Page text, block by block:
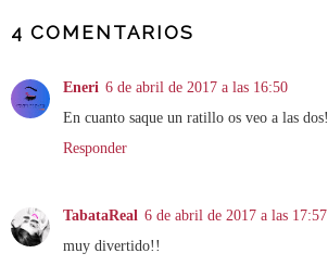
4 COMENTARIOS
Eneri 6 de abril de 2017 a las 16:50
En cuanto saque un ratillo os veo a las dos!
Responder
TabataReal 6 de abril de 2017 a las 17:57
muy divertido!!